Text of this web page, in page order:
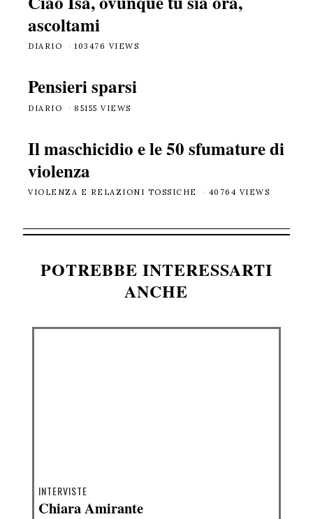
ascoltami
DIARIO 103476 VIEWS
Pensieri sparsi
DIARIO 85155 VIEWS
Il maschicidio e le 50 sfumature di
violenza
VIOLENZA E RELAZIONI TOSSICHE 40764 VIEWS
POTREBBE INTERESSARTI
ANCHE
INTERVISTE
Chiara Amirante